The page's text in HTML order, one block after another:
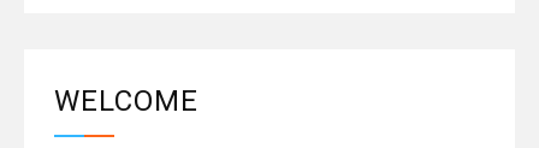
WELCOME